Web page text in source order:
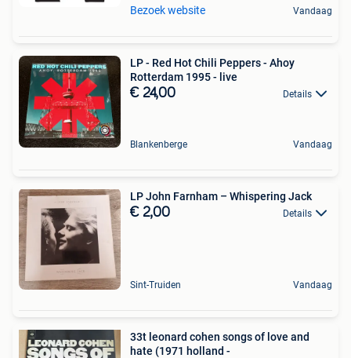
Bezoek website Vandaag
LP - Red Hot Chili Peppers - Ahoy
Rotterdam 1995 - live
€ 24,00 Details
Blankenberge Vandaag
LP John Farnham – Whispering Jack
€ 2,00 Details
Sint-Truiden Vandaag
33t leonard cohen songs of love and
hate (1971 holland -